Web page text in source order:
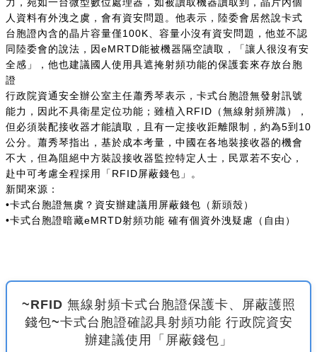
人資料有外洩之虞，會有資安問題。他表示，陸委會居然說卡式
台胞證內含的晶片容量僅100K、容量小沒有資安問題，他並不認
同陸委會的說法，因eMRTD能被機器隔空讀取，「讓人很沒有安
全感」，他也建議國人使用具遮掩射頻功能的保護套來存放台胞
證
行政院資通安全辦公室主任蕭秀琴表示，卡式台胞證無發射訊號
能力，因此不具衛星定位功能；雖植入RFID（無線射頻辨識），
但必須裝配接收器才能讀取，且有一定接收距離限制，約為5到10
公分。蕭秀琴指出，基於成本考量，中國在各地裝接收器的機會
不大，但為阻絕中方裝設接收器監控特定人士，民眾若不安心，
赴中可考慮全程採用「RFID屏蔽錢包」。
新聞來源：
•卡式台胞證無虞？資安辦建議用屏蔽錢包（新頭殼）
•卡式台胞證暗藏eMRTD射頻功能 確有個資外洩疑慮（自由）
~RFID 無線射頻卡式台胞證保護卡、屏蔽護照
錢包~卡式台胞證確認具射頻功能 行政院資安
辦建議使用「屏蔽錢包」